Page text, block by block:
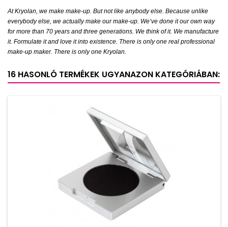
At Kryolan, we make make-up. But not like anybody else. Because unlike
everybody else, we actually make our make-up. We‘ve done it our own way
for more than 70 years and three generations. We think of it. We manufacture
it. Formulate it and love it into existence. There is only one real professional
make-up maker. There is only one Kryolan.
16 HASONLÓ TERMÉKEK UGYANAZON KATEGÓRIÁBAN: